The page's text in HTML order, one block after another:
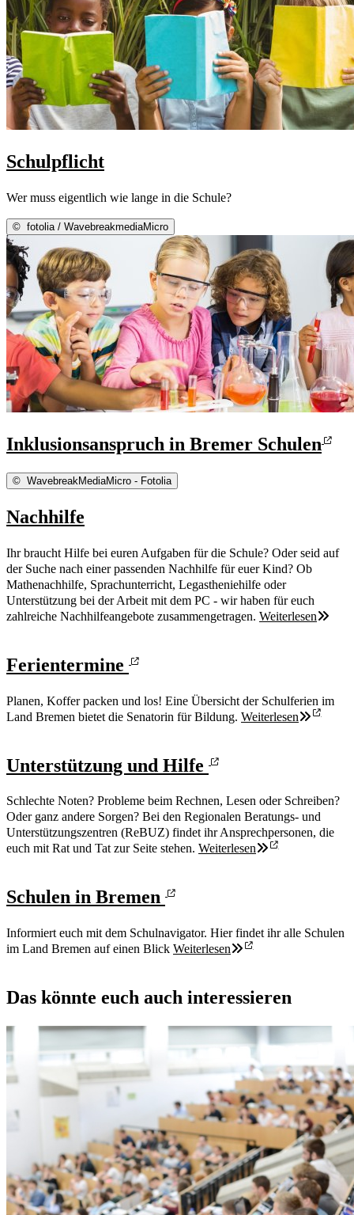
Schulpflicht
Wer muss eigentlich wie lange in die Schule?
© fotolia / WavebreakmediaMicro
Inklusionsanspruch in Bremer Schulen
© WavebreakMediaMicro - Fotolia
Nachhilfe
Ihr braucht Hilfe bei euren Aufgaben für die Schule? Oder seid auf
der Suche nach einer passenden Nachhilfe für euer Kind? Ob
Mathenachhilfe, Sprachunterricht, Legastheniehilfe oder
Unterstützung bei der Arbeit mit dem PC - wir haben für euch
zahlreiche Nachhilfeangebote zusammengetragen. Weiterlesen
Ferientermine
Planen, Koffer packen und los! Eine Übersicht der Schulferien im
Land Bremen bietet die Senatorin für Bildung. Weiterlesen
Unterstützung und Hilfe
Schlechte Noten? Probleme beim Rechnen, Lesen oder Schreiben?
Oder ganz andere Sorgen? Bei den Regionalen Beratungs- und
Unterstützungszentren (ReBUZ) findet ihr Ansprechpersonen, die
euch mit Rat und Tat zur Seite stehen. Weiterlesen
Schulen in Bremen
Informiert euch mit dem Schulnavigator. Hier findet ihr alle Schulen
im Land Bremen auf einen Blick Weiterlesen
Das könnte euch auch interessieren